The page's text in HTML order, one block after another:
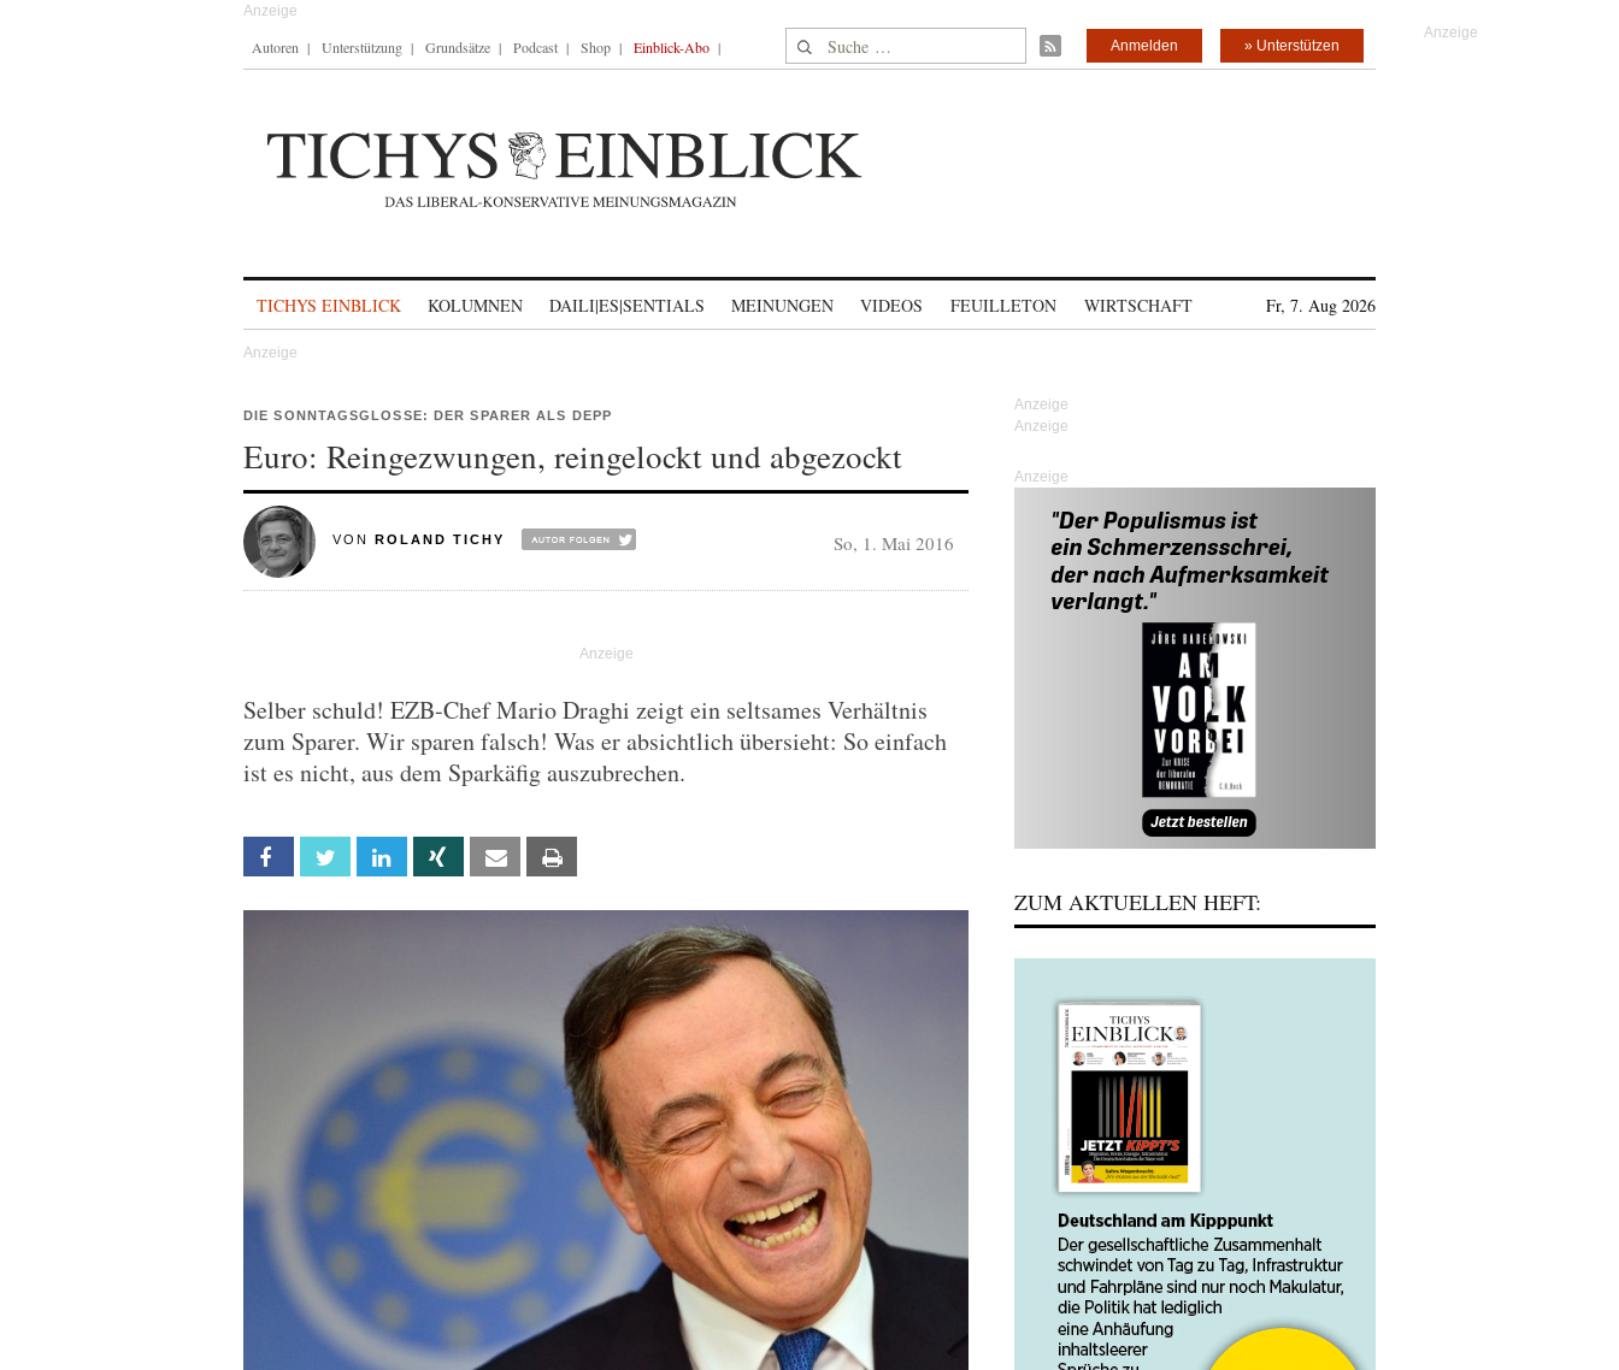
Autoren Unterstützung Grundsätze Podcast Shop Einblick-Abo Suche nach: » Unterstützen
Anmelden
TICHYS EINBLICK KOLUMNEN DAILI|ES|SENTIALS MEINUNGEN VIDEOS FEUILLETON WIRTSCHAFT Fr, 7. Aug 2026
DIE SONNTAGSGLOSSE: DER SPARER ALS DEPP
Euro: Reingezwungen, reingelockt und abgezockt
VON ROLAND TICHY So, 1. Mai 2016
Selber schuld! EZB-Chef Mario Draghi zeigt ein seltsames Verhältnis
zum Sparer. Wir sparen falsch! Was er absichtlich übersieht: So einfach
ist es nicht, aus dem Sparkäfig auszubrechen.
Facebook Twitter Linkedin Xing Email
Anzeige
ZUM AKTUELLEN HEFT: